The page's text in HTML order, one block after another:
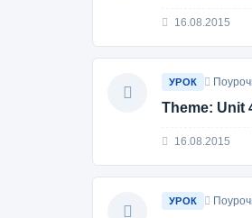
16.08.2015
УРОК
Тheme: Unit
16.08.2015
УРОК